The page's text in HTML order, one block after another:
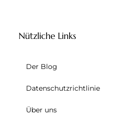
Nützliche Links
Der Blog
Datenschutzrichtlinie
Über uns